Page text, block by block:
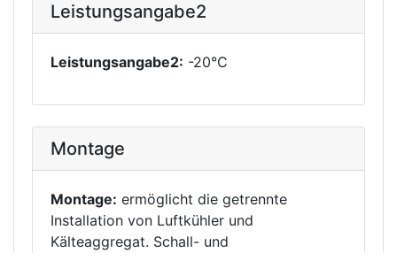
Leistungsangabe2
Leistungsangabe2: -20°C
Montage
Montage: ermöglicht die getrennte
Installation von Luftkühler und
Kälteaggregat. Schall- und